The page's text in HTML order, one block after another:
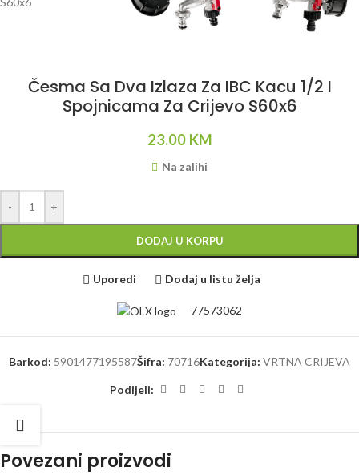
Česma Sa Dva Izlaza Za IBC Kacu 1/2 I
Spojnicama Za Crijevo S60x6
23.00 KM
Na zalihi
- +
DODAJ U KORPU
Uporedi Dodaj u listu želja
77573062
Barkod: 5901477195587Šifra: 70716Kategorija: VRTNA CRIJEVA
Podijeli:
Povezani proizvodi